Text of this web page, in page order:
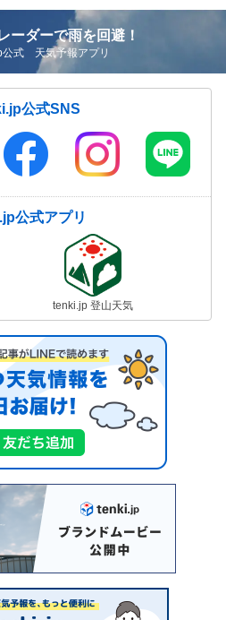
ーダーで雨を回避！
公式 天気予報アプリ
公式SNS
公式アプリ
tenki.jp 登山天気